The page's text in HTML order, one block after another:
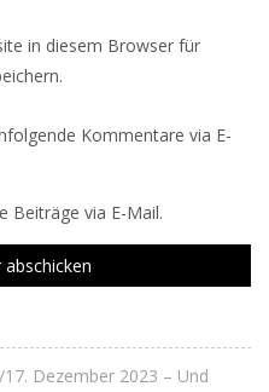
in diesem Browser für
Kommentare via E-
Beiträge via E-Mail.
Dezember 2023 – Und